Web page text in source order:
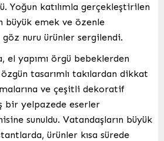
Yoğun katılımla gerçekleştirilen
büyük emek ve özenle
göz nuru ürünler sergilendi.
el yapımı örgü bebeklerden
tasarımlı takılardan dikkat
ve çeşitli dekoratif
bir yelpazede eserler
sunuldu. Vatandaşların büyük
ürünler kısa sürede